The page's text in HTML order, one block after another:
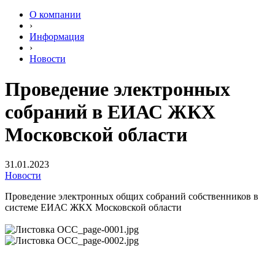
О компании
›
Информация
›
Новости
Проведение электронных
собраний в ЕИАС ЖКХ
Московской области
31.01.2023
Новости
Проведение электронных общих собраний собственников в
системе ЕИАС ЖКХ Московской области